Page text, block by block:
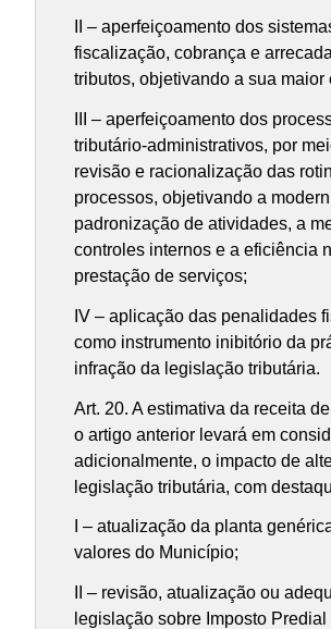
II – aperfeiçoamento dos
fiscalização, cobrança e
tributos, objetivando a sua maior
III – aperfeiçoamento dos
tributário-administrativos, por
revisão e racionalização das
processos, objetivando a
padronização de atividades, a
controles internos e a eficiência
prestação de serviços;
IV – aplicação das penalidades
como instrumento inibitório da
infração da legislação tributária.
Art. 20. A estimativa da receita
o artigo anterior levará em
adicionalmente, o impacto de
legislação tributária, com
I – atualização da planta
valores do Município;
II – revisão, atualização ou
legislação sobre Imposto Predial